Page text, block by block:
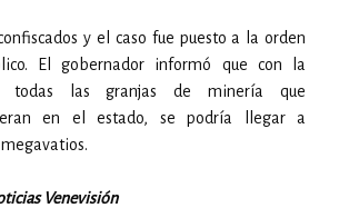
y el caso fue puesto a la orden
El gobernador informó que con la
todas las granjas de minería que
en el estado, se podría llegar a
Venevisión